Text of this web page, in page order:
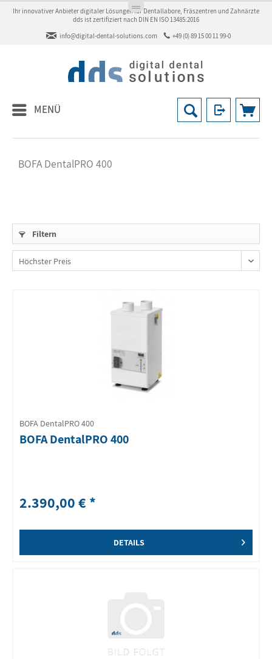
Ihr innovativer Anbieter digitaler Lösungen für Dentallabore, Fräszentren und Zahnärzte
dds ist zertifiziert nach DIN EN ISO 13485:2016
info@digital-dental-solutions.com
+49 (0) 89 15 00 11 99-0
MENÜ
BOFA DentalPRO 400
Filtern
BOFA DentalPRO 400
BOFA DentalPRO 400
2.390,00 € *
DETAILS